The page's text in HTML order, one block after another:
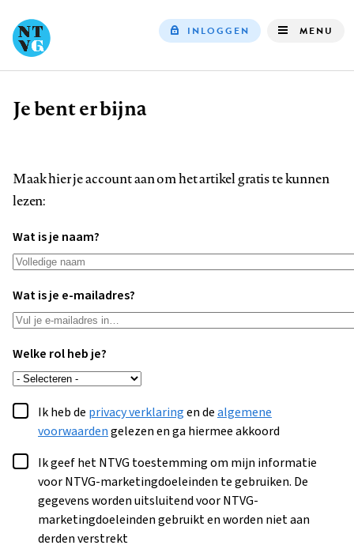
INLOGGEN MENU
Kruimelpad
Je bent er bijna
Maak hier je account aan om het artikel gratis te kunnen
lezen:
Wat is je naam?
Wat is je e-mailadres?
Welke rol heb je?
Ik heb de privacy verklaringen dealgemene
voorwaardengelezen en ga hiermee akkoord
Ik geef het NTVG toestemming om mijn informatie
voor NTVG-marketingdoeleinden te gebruiken. De
gegevens worden uitsluitend voor NTVG-
marketingdoeleinden gebruikt en worden niet aan
derden verstrekt